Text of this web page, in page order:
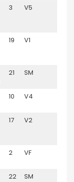
3 V5
19 V1
21 SM
10 V4
17 V2
2 VF
22 SM